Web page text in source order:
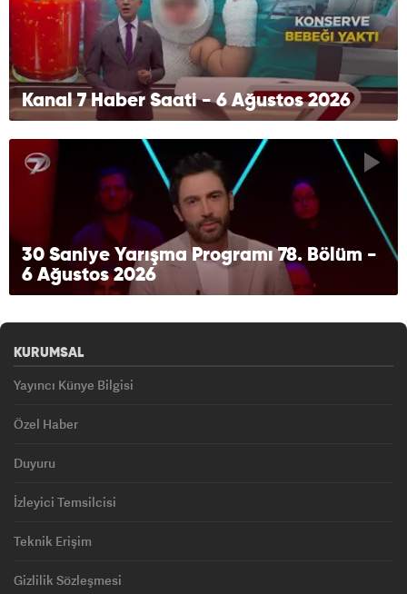
Kanal 7 Haber Saati - 6 Ağustos 2026
30 Saniye Yarışma Programı 78. Bölüm -
6 Ağustos 2026
KURUMSAL
Yayıncı Künye Bilgisi
Özel Haber
Duyuru
İzleyici Temsilcisi
Teknik Erişim
Gizlilik Sözleşmesi